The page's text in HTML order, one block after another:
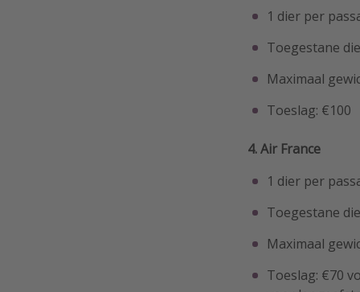
1 dier per
Toegestane
Maximaal
Toeslag: €100
4. Air France
1 dier per
Toegestane
Maximaal
Toeslag: €70